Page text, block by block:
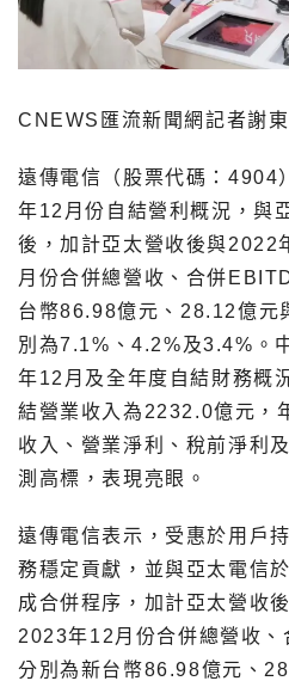
CNEWS匯流新聞網記者謝
遠傳電信（股票代碼：4904
年12月份自結營利概況，與
後，加計亞太營收後與2022
月份合併總營收、合併
台幣86.98億元、28.12億元
別為7.1%、4.2%及3.4%。
年12月及全年度自結財務概
結營業收入為2232.0億元，
收入、營業淨利、稅前淨利
測高標，表現亮眼。
遠傳電信表示，受惠於用戶
務穩定貢獻，並與亞太電信
成合併程序，加計亞太營收
2023年12月份合併總營收、
分別為新台幣86.98億元、